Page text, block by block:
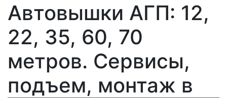
Автовышки АГП: 12,
22, 35, 60, 70
метров. Сервисы,
подъем, монтаж в